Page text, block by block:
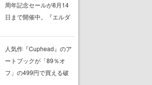
周年記念セールが8月14
日まで開催中。『エルダ
ーズがまとめてお得にゲ
ットできる
人気作『Cuphead』のア
ートブックが「89％オ
フ」の499円で買える破